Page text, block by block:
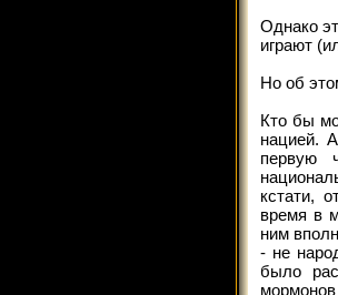
Однако
играют
Но об
Кто бы
нацией.
первую
кстати,
время в
ним
- не
было